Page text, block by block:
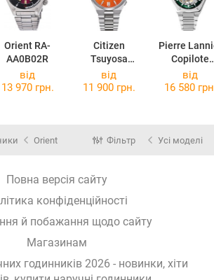
Orient RA-
AA0B02R
Citizen
Tsuyosa
NJ0151-88Z
Pierre
Copilote
308G171
від
13 970 грн.
від
11 900 грн.
від
16 580
Orient Фільтр Усі моделі
Повна версія сайту
конфіденційності
й побажання щодо сайту
Магазинам
годинників 2026 - новинки, хіти